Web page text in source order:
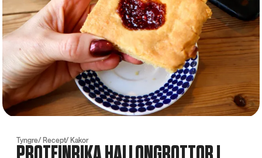
Tyngre Recept Kakor